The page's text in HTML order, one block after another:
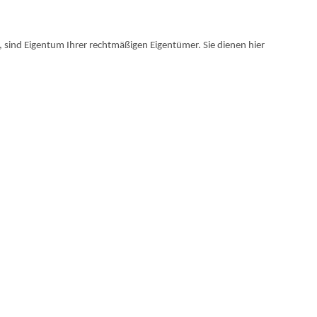
Eigentum Ihrer rechtmäßigen Eigentümer. Sie dienen hier